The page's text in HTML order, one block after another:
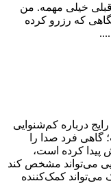
خیلی مهمه. من
که رزرو کرده
درباره کم‌شنوایی
فرد صدا را
پیدا کرده است،
می‌تواند مشخص کند
کمک‌کننده